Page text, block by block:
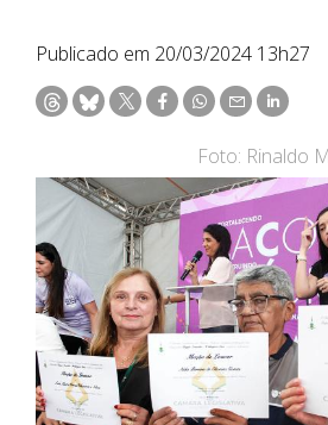
Publicado em 20/03/2024 13h27
Foto: Rinaldo